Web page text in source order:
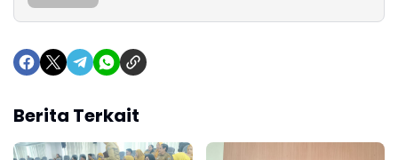
Berita Terkait